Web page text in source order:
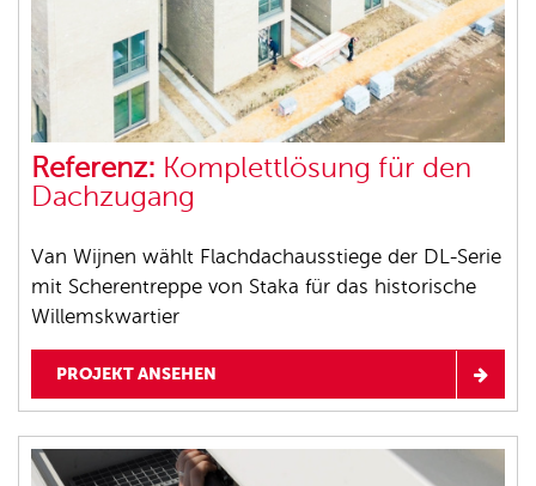
Referenz: Komplettlösung für den
Dachzugang
Van Wijnen wählt Flachdachausstiege der DL-Serie
mit Scherentreppe von Staka für das historische
Willemskwartier
PROJEKT ANSEHEN